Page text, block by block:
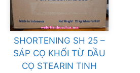
SHORTENING SH 25 –
SÁP CỌ KHỐI TỪ DẦU
CỌ STEARIN TINH